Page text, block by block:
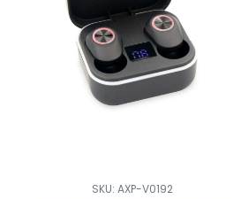
SKU: AXP-V0192